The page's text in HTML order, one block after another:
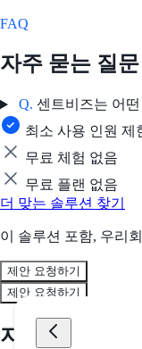
FAQ
자주 묻는 질문
Q. 센트비즈는 어
최소 사용 인원 제
무료 체험 없음
무료 플랜 없음
더 맞는 솔루션 찾기
이 솔루션 포함, 우리
제안 요청하기
제안 요청하기
지금, 우리 회